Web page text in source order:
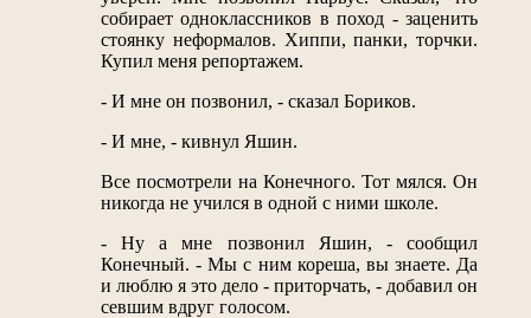
собирает одноклассников в поход - заценить
стоянку неформалов. Хиппи, панки, торчки.
Купил меня репортажем.
- И мне он позвонил, - сказал Бориков.
- И мне, - кивнул Яшин.
Все посмотрели на Конечного. Тот мялся. Он
никогда не учился в одной с ними школе.
- Ну а мне позвонил Яшин, - сообщил
Конечный. - Мы с ним кореша, вы знаете. Да
и люблю я это дело - приторчать, - добавил он
севшим вдруг голосом.